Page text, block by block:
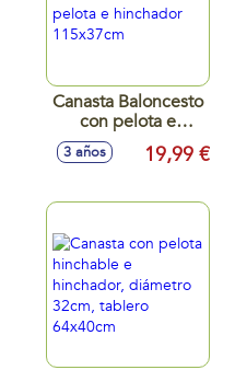
Canasta Baloncesto
con pelota e
hinchador
115x37cm
3 años 19,99 €